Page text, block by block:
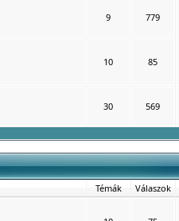
9 779
10 85
30 569
Témák Válaszok